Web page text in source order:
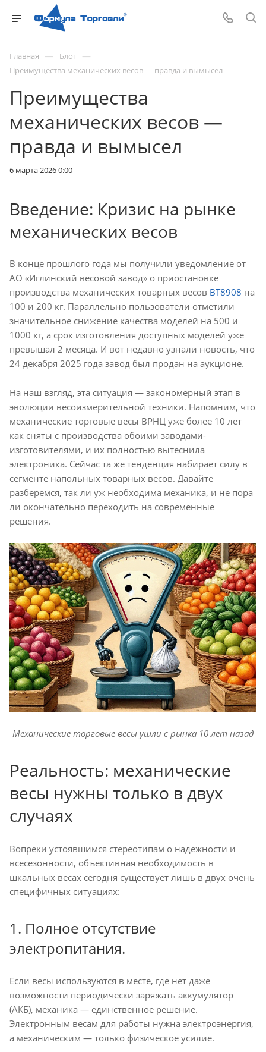
Главная — Блог —
Преимущества механических весов — правда и вымысел
Преимущества
механических весов —
правда и вымысел
6 марта 2026 0:00
Введение: Кризис на рынке
механических весов
В конце прошлого года мы получили уведомление от
АО «Иглинский весовой завод» о приостановке
производства механических товарных весов ВТ8908 на
100 и 200 кг. Параллельно пользователи отметили
значительное снижение качества моделей на 500 и
1000 кг, а срок изготовления доступных моделей уже
превышал 2 месяца. И вот недавно узнали новость, что
24 декабря 2025 года завод был продан на аукционе.
На наш взгляд, эта ситуация — закономерный этап в
эволюции весоизмерительной техники. Напомним, что
механические торговые весы ВРНЦ уже более 10 лет
как сняты с производства обоими заводами-
изготовителями, и их полностью вытеснила
электроника. Сейчас та же тенденция набирает силу в
сегменте напольных товарных весов. Давайте
разберемся, так ли уж необходима механика, и не пора
ли окончательно переходить на современные
решения.
Механические торговые весы ушли с рынка 10 лет назад
Реальность: механические
весы нужны только в двух
случаях
Вопреки устоявшимся стереотипам о надежности и
всесезонности, объективная необходимость в
шкальных весах сегодня существует лишь в двух очень
специфичных ситуациях:
1. Полное отсутствие
электропитания.
Если весы используются в месте, где нет даже
возможности периодически заряжать аккумулятор
(АКБ), механика — единственное решение.
Электронным весам для работы нужна электроэнергия,
а механическим — только физическое усилие.